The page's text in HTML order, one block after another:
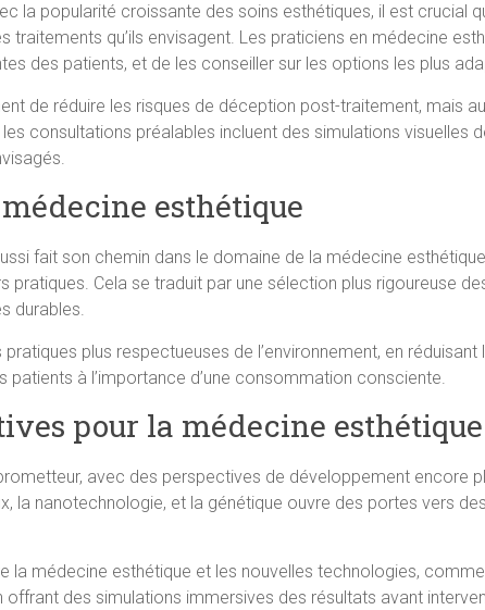
la popularité croissante des soins esthétiques, il est crucial
traitements qu’ils envisagent. Les praticiens en médecine
des patients, et de les conseiller sur les options les plus
de réduire les risques de déception post-traitement, mais
consultations préalables incluent des simulations visuelles
esthétique
fait son chemin dans le domaine de la médecine
pratiques. Cela se traduit par une sélection plus rigoureuse
durables.
plus respectueuses de l’environnement, en
à l’importance d’une consommation consciente.
pour la médecine esthétique
avec des perspectives de développement encore
la nanotechnologie, et la génétique ouvre des portes vers
la médecine esthétique et les nouvelles technologies,
des simulations immersives des résultats avant